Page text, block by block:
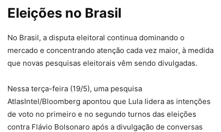
Eleições no Brasil
No Brasil, a disputa eleitoral continua dominando o
mercado e concentrando atenção cada vez maior, à medida
que novas pesquisas eleitorais vêm sendo divulgadas.
Nessa terça-feira (19/5), uma pesquisa
AtlasIntel/Bloomberg apontou que Lula lidera as intenções
de voto no primeiro e no segundo turnos das eleições
contra Flávio Bolsonaro após a divulgação de conversas